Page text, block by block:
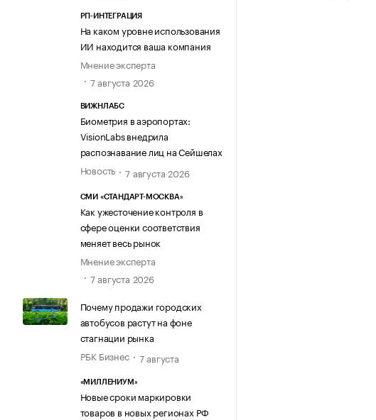
РП-ИНТЕГРАЦИЯ
На каком уровне использования
ИИ находится ваша компания
Мнение эксперта
7 августа 2026
ВИЖНЛАБС
Биометрия в аэропортах:
VisionLabs внедрила
распознавание лиц на Сейшелах
Новость
7 августа 2026
СМИ «СТАНДАРТ-МОСКВА»
Как ужесточение контроля в
сфере оценки соответствия
меняет весь рынок
Мнение эксперта
7 августа 2026
Почему продажи городских
автобусов растут на фоне
стагнации рынка
РБК Бизнес
7 августа
«МИЛЛЕНИУМ»
Новые сроки маркировки
товаров в новых регионах РФ